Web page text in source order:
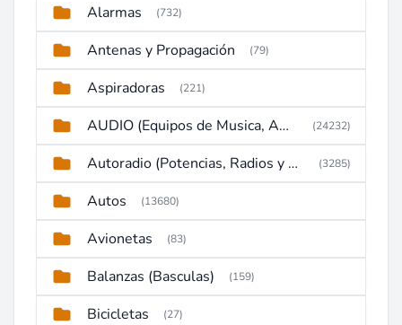
Alarmas (732)
Antenas y Propagación (79)
Aspiradoras (221)
AUDIO (Equipos de Musica, Amplificadores, Reproductores, Etc) (24232)
Autoradio (Potencias, Radios y DVD) (3285)
Autos (13680)
Avionetas (83)
Balanzas (Basculas) (159)
Bicicletas (27)